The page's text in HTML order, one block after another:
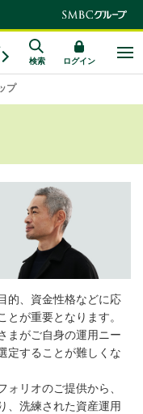
検索 ログイン
プ
的、資金性格などに応
とが重要となります。
まがご自身の運用ニー
定することが難しくな
リオのご提供から、
、洗練された資産運用